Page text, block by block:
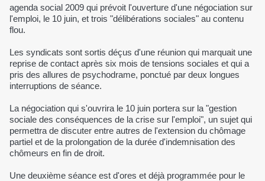
agenda social 2009 qui prévoit l'ouverture d'une négociation sur
l'emploi, le 10 juin, et trois "délibérations sociales" au contenu
flou.
Les syndicats sont sortis déçus d'une réunion qui marquait une
reprise de contact après six mois de tensions sociales et qui a
pris des allures de psychodrame, ponctué par deux longues
interruptions de séance.
La négociation qui s'ouvrira le 10 juin portera sur la "gestion
sociale des conséquences de la crise sur l'emploi", un sujet qui
permettra de discuter entre autres de l'extension du chômage
partiel et de la prolongation de la durée d'indemnisation des
chômeurs en fin de droit.
Une deuxième séance est d'ores et déjà programmée pour le